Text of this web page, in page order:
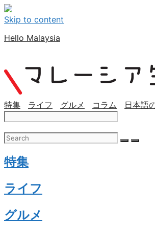
Skip to content
Hello Malaysia
特集 ライフ グルメ コラム 日本語
特集
ライフ
グルメ